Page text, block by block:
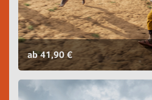
ab 41,90 €